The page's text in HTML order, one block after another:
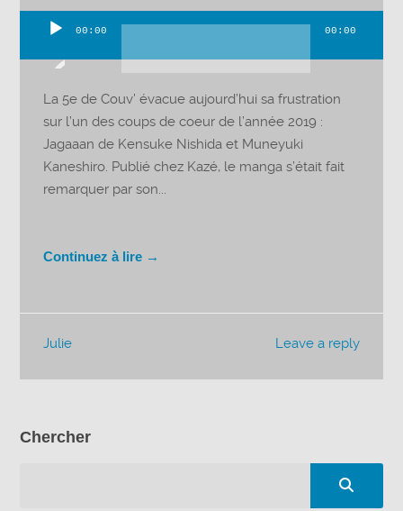
audio
00:00 00:00
La 5e de Couv’ évacue aujourd’hui sa frustration
sur l’un des coups de coeur de l’année 2019 :
Jagaaan de Kensuke Nishida et Muneyuki
Kaneshiro. Publié chez Kazé, le manga s’était fait
remarquer par son...
Continuez à lire →
Leave a reply
Julie
Chercher